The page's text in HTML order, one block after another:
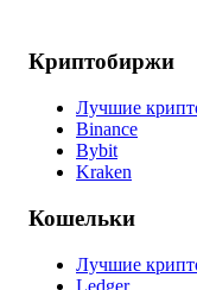
Криптобиржи
Лучшие
Binance
Bybit
Kraken
Кошельки
Лучшие
Ledger